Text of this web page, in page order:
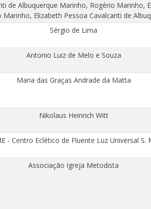
de Albuquerque Marinho, Rogério Marinho,
Marinho, Elizabeth Pessoa Cavalcanti de
Sérgio de Lima
Antonio Luiz de Melo e Souza
Maria das Graças Andrade da Matta
Nikolaus Heinrich Witt
- Centro Eclético de Fluente Luz Universal S.
Associação Igreja Metodista